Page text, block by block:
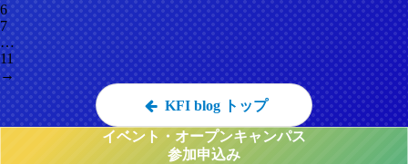
6
7
…
11
→
KFI blog トップ
イベント・オープンキャンパス
参加申込み